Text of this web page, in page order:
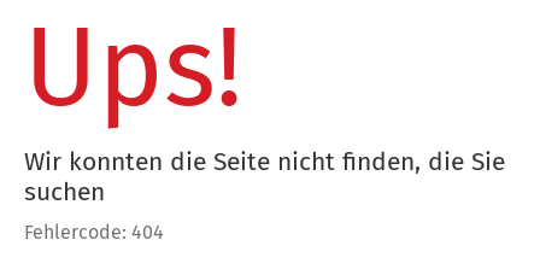
Ups!
Wir konnten die Seite nicht finden, die Sie
suchen
Fehlercode: 404